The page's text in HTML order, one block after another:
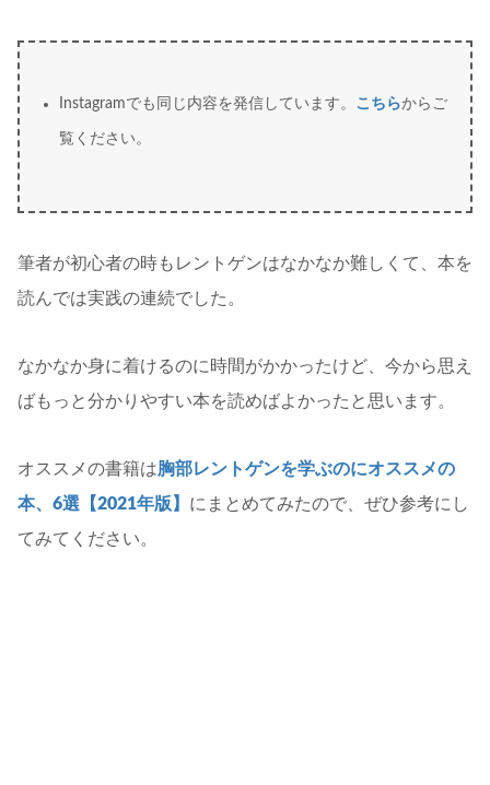
Instagramでも同じ内容を発信しています。 こちらからご
覧ください。
筆者が初心者の時もレントゲンはなかなか難しくて、本を
読んでは実践の連続でした。
なかなか身に着けるのに時間がかかったけど、今から思え
ばもっと分かりやすい本を読めばよかったと思います。
オススメの書籍は胸部レントゲンを学ぶのにオススメの
本、6選【2021年版】 にまとめてみたので、ぜひ参考にし
てみてください。